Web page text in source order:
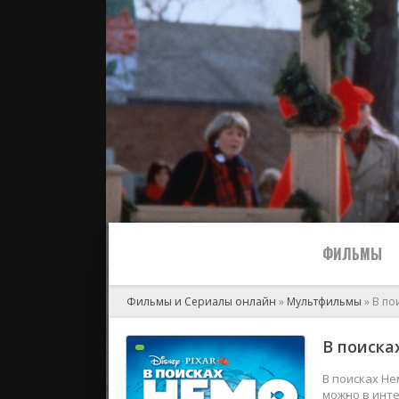
ФИЛЬМЫ
2024
Фильмы и Сериалы онлайн » Мультфильмы » В
В
В поисках
можно в